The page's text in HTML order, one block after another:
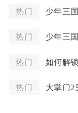
热门
热门
热门
热门 大掌门2